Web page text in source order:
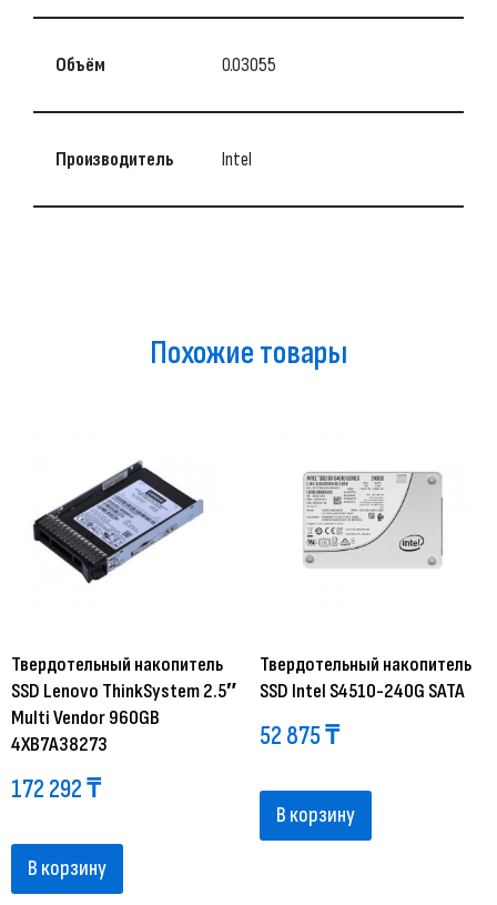
Объём 0.03055
Производитель Intel
Похожие товары
Твердотельный накопитель
SSD Lenovo ThinkSystem 2.5″
Multi Vendor 960GB
4XB7A38273
172 292₸
В корзину
Твердотельный накопитель
SSD Intel S4510-240G SATA
52 875₸
В корзину